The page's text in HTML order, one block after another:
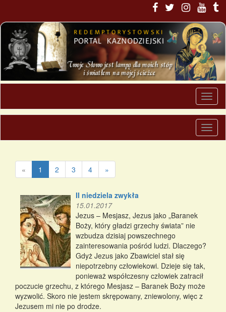
« 1 2 3 4 »
II niedziela zwykła
15.01.2017
Jezus – Mesjasz, Jezus jako „Baranek
Boży, który gładzi grzechy świata” nie
wzbudza dzisiaj powszechnego
zainteresowania pośród ludzi. Dlaczego?
Gdyż Jezus jako Zbawiciel stał się
niepotrzebny człowiekowi. Dzieje się tak,
ponieważ współczesny człowiek zatracił
poczucie grzechu, z którego Mesjasz – Baranek Boży może
wyzwolić. Skoro nie jestem skrępowany, zniewolony, więc z
Jezusem mi nie po drodze.